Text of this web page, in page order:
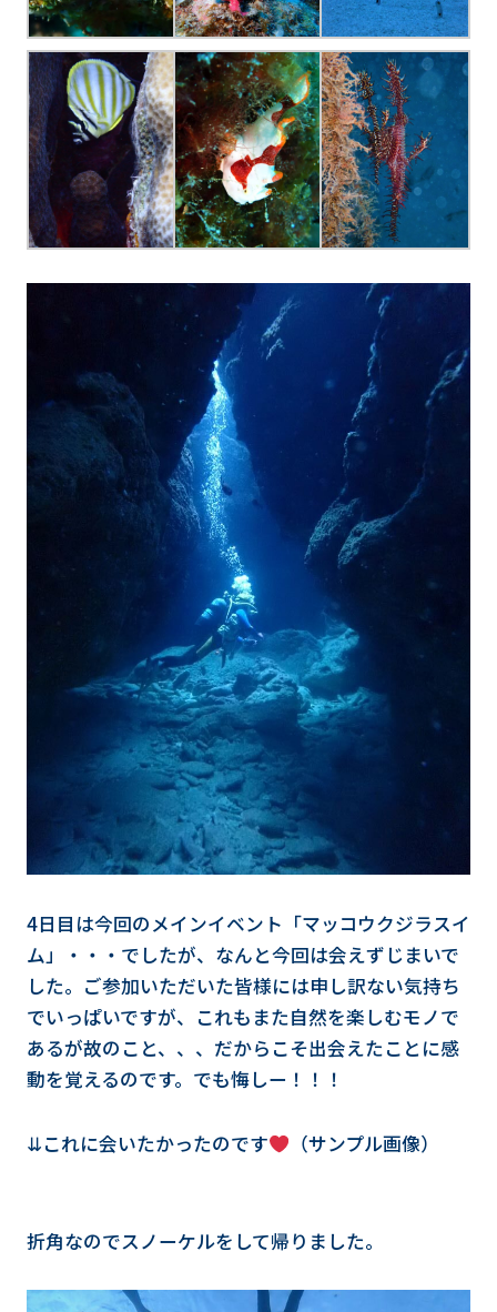
4日目は今回のメインイベント「マッコウクジラスイ
ム」・・・でしたが、なんと今回は会えずじまいで
した。ご参加いただいた皆様には申し訳ない気持ち
でいっぱいですが、これもまた自然を楽しむモノで
あるが故のこと、、、だからこそ出会えたことに感
動を覚えるのです。でも悔しー！！！
⇊これに会いたかったのです （サンプル画像）
折角なのでスノーケルをして帰りました。